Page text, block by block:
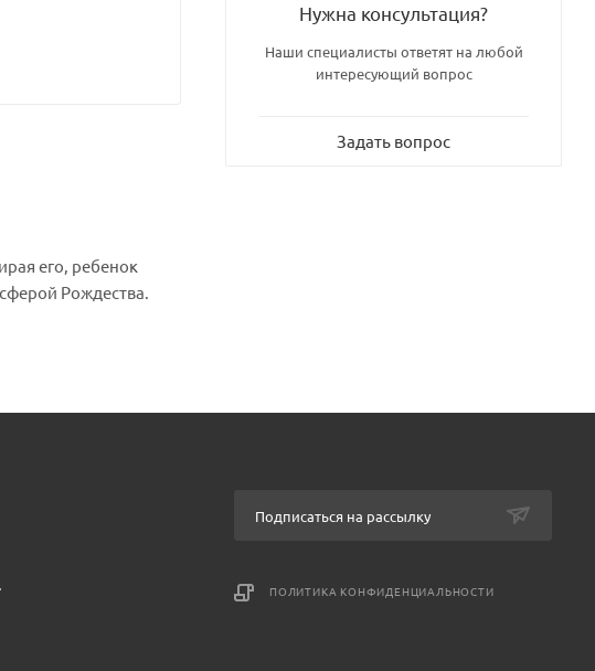
его, ребенок
Рождества.
Нужна консультация?
Наши специалисты ответят на любой
интересующий вопрос
Задать вопрос
Подписаться на рассылку
ПОЛИТИКА КОНФИДЕНЦИАЛЬНОСТИ